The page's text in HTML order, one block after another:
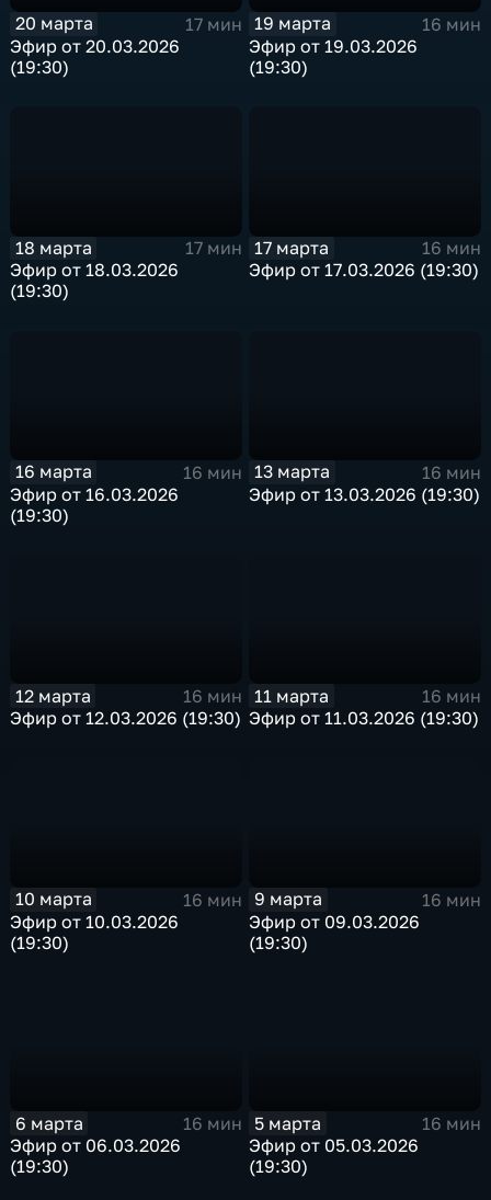
20 марта
17 мин
Эфир от 20.03.2026
(19:30)
19 марта
16 мин
Эфир от 19.03.2026
(19:30)
18 марта
17 мин
Эфир от 18.03.2026
(19:30)
17 марта
16 мин
Эфир от 17.03.2026 (19:30)
16 марта
16 мин
Эфир от 16.03.2026
(19:30)
13 марта
16 мин
Эфир от 13.03.2026 (19:30)
12 марта
16 мин
Эфир от 12.03.2026 (19:30)
11 марта
16 мин
Эфир от 11.03.2026 (19:30)
10 марта
16 мин
Эфир от 10.03.2026
(19:30)
9 марта
16 мин
Эфир от 09.03.2026
(19:30)
6 марта
16 мин
Эфир от 06.03.2026
(19:30)
5 марта
16 мин
Эфир от 05.03.2026
(19:30)